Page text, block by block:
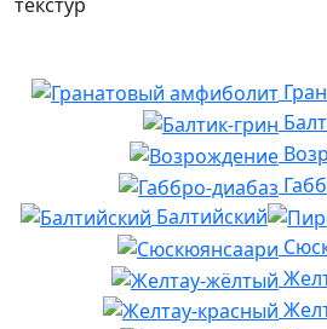
Балтийский